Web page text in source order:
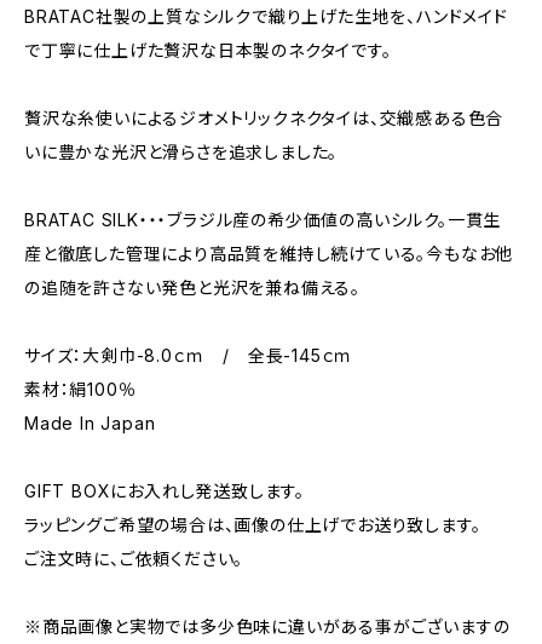
BRATAC社製の上質なシルクで織り上げた生地を、ハンドメイド
で丁寧に仕上げた贅沢な日本製のネクタイです。
贅沢な糸使いによるジオメトリックネクタイは、交織感ある色合
いに豊かな光沢と滑らさを追求しました。
BRATAC SILK・・・ブラジル産の希少価値の高いシルク。一貫生
産と徹底した管理により高品質を維持し続けている。今もなお他
の追随を許さない発色と光沢を兼ね備える。
サイズ：大剣巾-8.0ｃｍ / 全長-145ｃｍ
素材：絹100％
Made In Japan
GIFT BOXにお入れし発送致します。
ラッピングご希望の場合は、画像の仕上げでお送り致します。
ご注文時に、ご依頼ください。
※商品画像と実物では多少色味に違いがある事がございますの